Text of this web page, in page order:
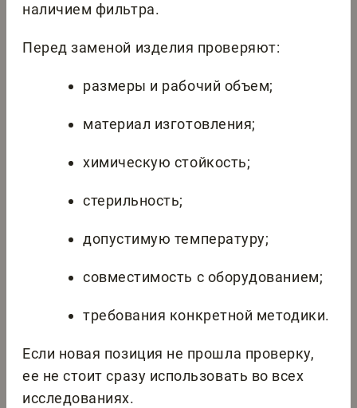
наличием фильтра.
Перед заменой изделия проверяют:
размеры и рабочий объем;
материал изготовления;
химическую стойкость;
стерильность;
допустимую температуру;
совместимость с оборудованием;
требования конкретной методики.
Если новая позиция не прошла проверку,
ее не стоит сразу использовать во всех
исследованиях.